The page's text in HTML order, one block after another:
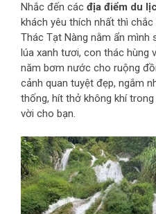
Nhắc đến các địa điểm du
khách yêu thích nhất thì
Thác Tạt Nàng nằm ẩn mình
lúa xanh tươi, con thác hùng
năm bơm nước cho ruộng
cảnh quan tuyệt đẹp, ngắm
thống, hít thở không khí
vời cho bạn.